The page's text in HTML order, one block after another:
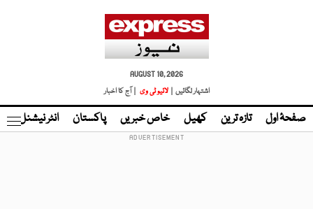
AUGUST 10, 2026
اشتہار لگائیں |
لائیو ٹی وی | آج کا اخبار
صفحۂ اول تازہ ترین کھیل خاص خبریں پاکستان انٹر نیشنل